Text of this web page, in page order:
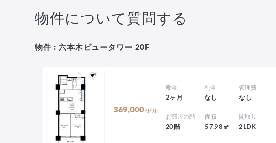
物件について質問する
物件 : 六本木ビュータワー 20F
369,000 円/月
敷金
2ヶ月
礼金
なし
管理費
なし
お部屋の階
20階
面積
57.98㎡
間取り
2LDK